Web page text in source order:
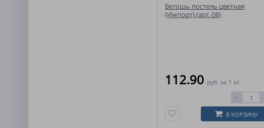
Ветошь постель цветная
(Импорт) (арт. 08)
112.90 руб. за 1 кг.
-
В КОРЗИНУ